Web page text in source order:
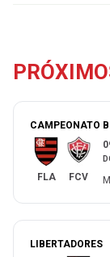
CAMPEONATO
FLA FCV
LIBERTADORES